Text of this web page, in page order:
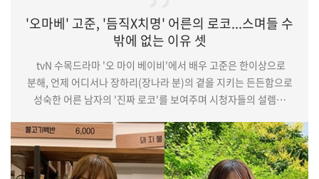
'오마베' 고준, '듬직X치명' 어른의 로코...스며들 수
밖에 없는 이유 셋
tvN 수목드라마 '오 마이 베이비'에서 배우 고준은 한이상으로
분해, 언제 어디서나 장하리(장나라 분)의 곁을 지키는 든든함으로
성숙한 어른 남자의 '진짜 로코'를 보여주며 시청자들의 설렘을
건너뛰고 아이만 낳고 싶은 솔직 당당 육아지 기자 장하리와 뒤늦게
그녀의 눈에 포착된 세 남자의 과속 필수 로맨스로 매주 수, 목 밤
10시 50분에 방송된다.기사원문 및 출처 : 스포츠조선닷컴